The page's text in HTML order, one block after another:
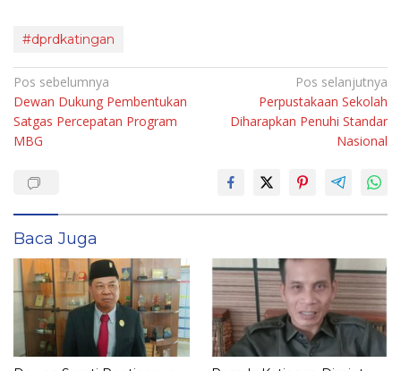
#dprdkatingan
Navigasi
pos
Pos sebelumnya
Dewan Dukung Pembentukan
Satgas Percepatan Program
MBG
Pos selanjutnya
Perpustakaan Sekolah
Diharapkan Penuhi Standar
Nasional
Baca Juga